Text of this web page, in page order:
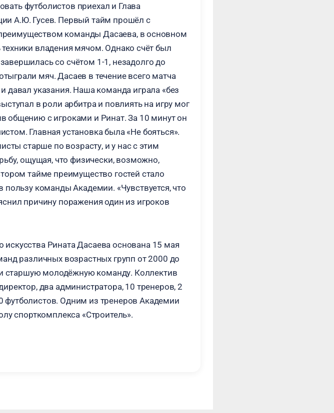
футболистов приехал и Глава
А.Ю. Гусев. Первый тайм прошёл с
команды Дасаева, в основном
техники владения мячом. Однако счёт был
со счётом 1-1, незадолго до
мяч. Дасаев в течение всего матча
давал указания. Наша команда играла «без
в роли арбитра и повлиять на игру мог
общению с игроками и Ринат. За 10 минут он
Главная установка была «Не бояться».
старше по возрасту, и у нас с этим
ощущая, что физически, возможно,
тайме преимущество гостей стало
команды Академии. «Чувствуется, что
причину поражения один из игроков
Рината Дасаева основана 15 мая
различных возрастных групп от 2000 до
старшую молодёжную команду. Коллектив
два администратора, 10 тренеров, 2
футболистов. Одним из тренеров Академии
спорткомплекса «Строитель».